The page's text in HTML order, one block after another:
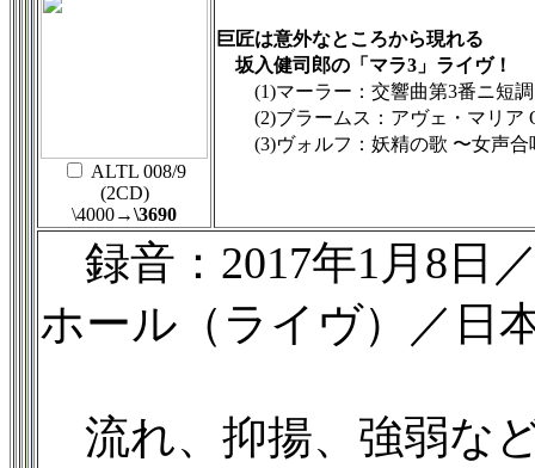
ALTL 008/9
(2CD)
\4000→\3690
巨匠は意外なところから現れる
坂入健司郎の「マラ3」ライヴ！
(1)マーラー：交響曲第3番ニ短調
(2)ブラームス：アヴェ・マリア
(3)ヴォルフ：妖精の歌 〜女声合
録音：2017年1月8日
ホール（ライヴ）／日
流れ、抑揚、強弱な